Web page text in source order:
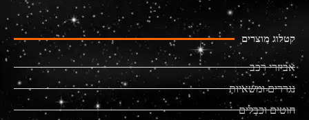
קטלוג מוצרים
אביזרי רכב
נגררים ומשאיות
חוטים וכבלים